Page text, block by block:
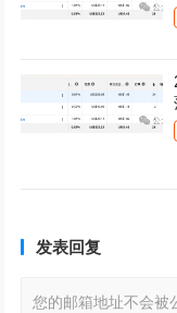
发表回复
您的邮箱地址不会被